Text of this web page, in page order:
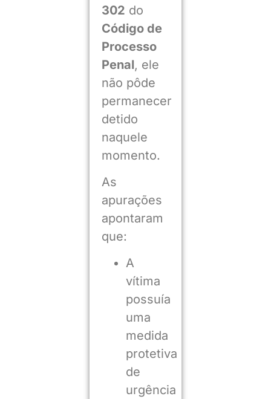
302 do
Código de
Processo
Penal, ele
não pôde
permanecer
detido
naquele
momento.
As
apurações
apontaram
que:
A
vítima
possuía
uma
medida
protetiva
de
urgência